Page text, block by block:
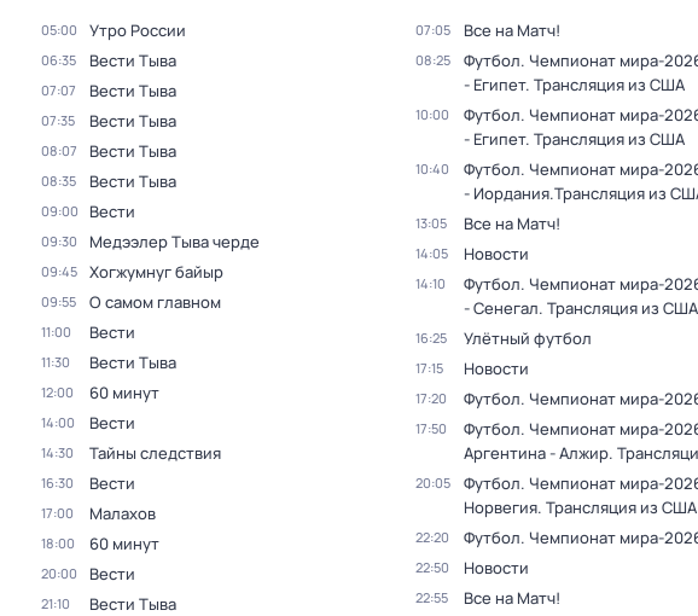
05:00 Утро России
06:35 Вести Тыва
07:07 Вести Тыва
07:35 Вести Тыва
08:07 Вести Тыва
08:35 Вести Тыва
09:00 Вести
09:30 Медээлер Тыва черде
09:45 Хогжумнуг байыр
09:55 О самом главном
11:00 Вести
11:30 Вести Тыва
12:00 60 минут
14:00 Вести
14:30 Тайны следствия
16:30 Вести
17:00 Малахов
18:00 60 минут
20:00 Вести
21:10 Вести Тыва
07:05 Все на Матч!
08:25
Футбол. Чемпионат мира-
- Египет. Трансляция из США
10:00
Футбол. Чемпионат мира-
- Египет. Трансляция из США
10:40
Футбол. Чемпионат мира-
- Иордания.Трансляция из
13:05 Все на Матч!
14:05 Новости
14:10
Футбол. Чемпионат мира-
- Сенегал. Трансляция из США
16:25 Улётный футбол
17:15 Новости
17:20 Футбол. Чемпионат мира-
17:50
Футбол. Чемпионат мира-
Аргентина - Алжир.
20:05
Футбол. Чемпионат мира-
Норвегия. Трансляция из США
22:20 Футбол. Чемпионат мира-
22:50 Новости
22:55 Все на Матч!